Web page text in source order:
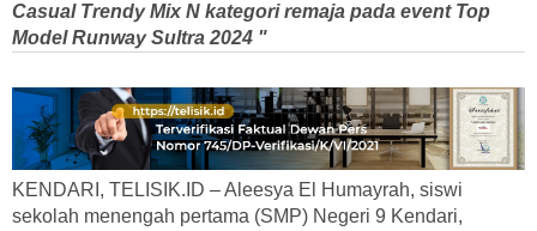
Casual Trendy Mix N kategori remaja pada event Top
Model Runway Sultra 2024 "
KENDARI, TELISIK.ID – Aleesya El Humayrah, siswi
sekolah menengah pertama (SMP) Negeri 9 Kendari,